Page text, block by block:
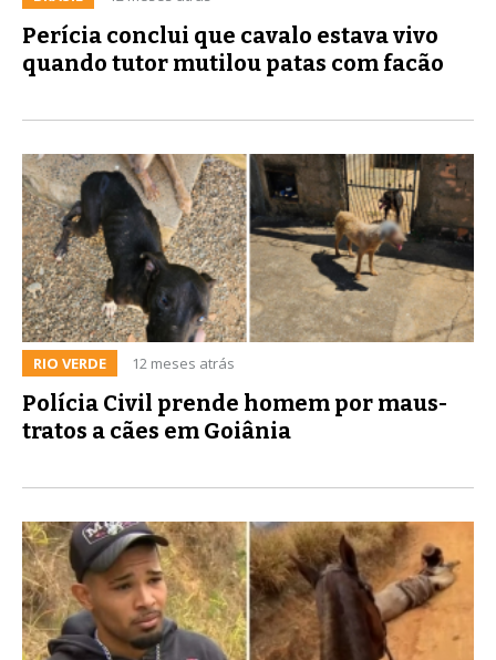
Perícia conclui que cavalo estava vivo
quando tutor mutilou patas com facão
RIO VERDE 12 meses atrás
Polícia Civil prende homem por maus-
tratos a cães em Goiânia